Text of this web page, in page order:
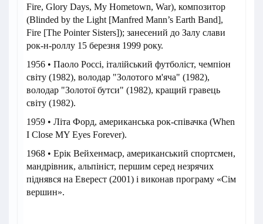
Fire, Glory Days, My Hometown, War), композитор
(Blinded by the Light [Manfred Mann’s Earth Band],
Fire [The Pointer Sisters]); занесений до Залу слави
рок-н-роллу 15 березня 1999 року.
1956 • Паоло Россі, італійський футболіст, чемпіон
світу (1982), володар "Золотого м'яча" (1982),
володар "Золотої бутси" (1982), кращий гравець
світу (1982).
1959 • Літа Форд, американська рок-співачка (When
I Close MY Eyes Forever).
1968 • Ерік Вейхенмаєр, американський спортсмен,
мандрівник, альпініст, першим серед незрячих
піднявся на Еверест (2001) і виконав програму «Сім
вершин».